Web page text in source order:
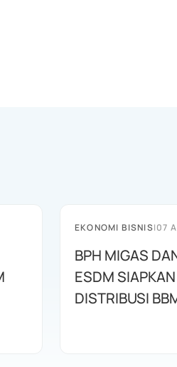
EKONOMI BISNIS|07
BPH MIGAS
ESDM
DISTRIBUSI